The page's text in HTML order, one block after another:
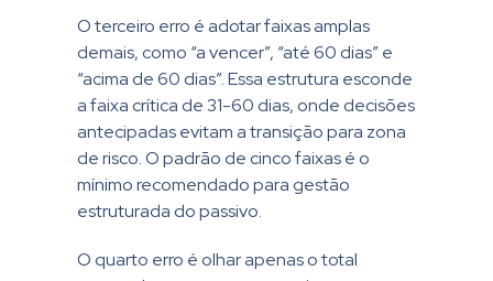
O terceiro erro é adotar faixas amplas
demais, como “a vencer”, “até 60 dias” e
“acima de 60 dias”. Essa estrutura esconde
a faixa crítica de 31-60 dias, onde decisões
antecipadas evitam a transição para zona
de risco. O padrão de cinco faixas é o
mínimo recomendado para gestão
estruturada do passivo.
O quarto erro é olhar apenas o total